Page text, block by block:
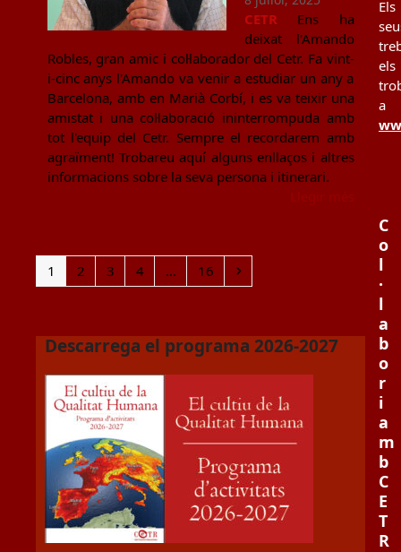
CETREns ha
deixat l'Amando
Robles, gran amic i col·laborador del Cetr. Fa vint-
i-cinc anys l'Amando va venir a estudiar un any a
Barcelona, amb en Marià Corbí, i es va teixir una
amistat i una col·laboració ininterrompuda amb
tot l'equip del Cetr. Sempre el recordarem amb
agraïment! Trobareu aquí alguns enllaços i altres
informacions sobre la seva persona i itinerari.
Page
1 Page
2 Page
3 Page
4 … Page
16 Next
Descarrega el programa 2026-2027
Els
els
a
C
o
l
·
l
a
b
o
r
i
a
m
b
C
E
T
R